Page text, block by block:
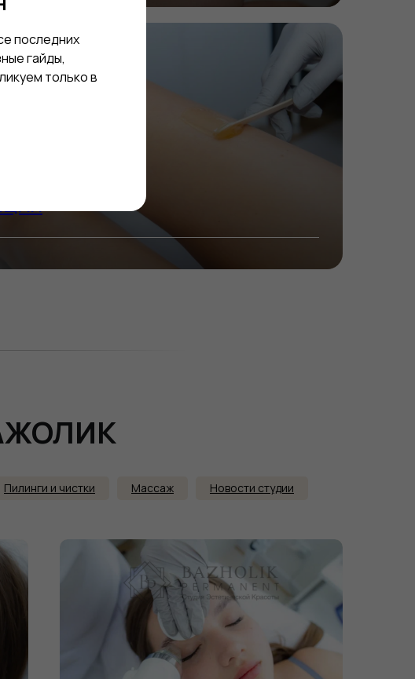
Пилинги и чистки Массаж Новости студии
последних
гайды,
только в